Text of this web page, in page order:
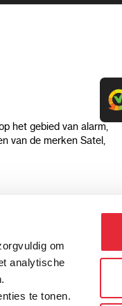
om
analytische
te tonen.
het gebied van alarm,
van de merken Satel,
Verzending & bezorging
Aansluit instructies